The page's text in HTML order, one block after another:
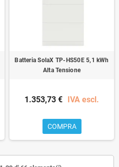
Batteria SolaX TP-HS50E 5,1 kWh
Alta Tensione
1.353,73 € IVA escl.
COMPRA